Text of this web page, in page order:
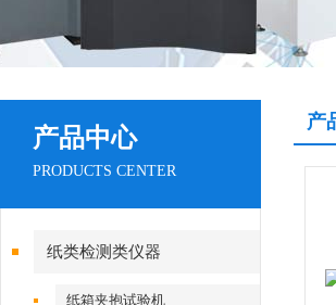
产品中心
PRODUCTS CENTER
纸类检测类仪器
纸箱夹抱试验机
产